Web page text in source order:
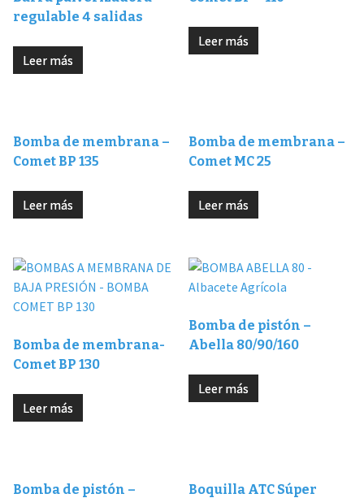
regulable 4 salidas
Leer más
Leer más
Bomba de membrana –
Comet BP 135
Leer más
Bomba de membrana –
Comet MC 25
Leer más
Bomba de membrana-
Comet BP 130
Leer más
Bomba de pistón –
Abella 80/90/160
Leer más
Bomba de pistón –
Boquilla ATC Súper